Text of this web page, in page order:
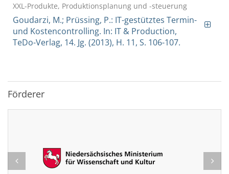
XXL-Produkte, Produktionsplanung und -steuerung
Goudarzi, M.; Prüssing, P.: IT-gestütztes Termin-
und Kostencontrolling. In: IT & Production,
TeDo-Verlag, 14. Jg. (2013), H. 11, S. 106-107.
Förderer